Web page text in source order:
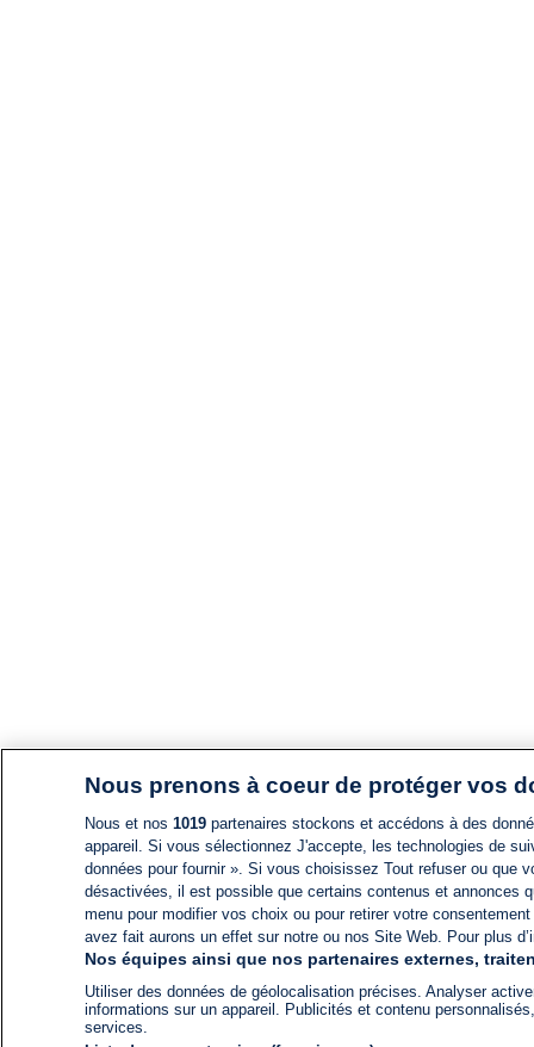
Nous prenons à coeur de protéger vos
Nous et nos 1019partenaires stockons et accédons à des
appareil. Si vous sélectionnez J'accepte, les technologies de
données pour fournir ». Si vous choisissez Tout refuser ou
désactivées, il est possible que certains contenus et annonces
menu pour modifier vos choix ou pour retirer votre
avez fait aurons un effet sur notre ou nos Site Web. Pour plus
Nos équipes ainsi que nos partenaires externes,
Utiliser des données de géolocalisation précises. Analyser
informations sur un appareil. Publicités et contenu
services.